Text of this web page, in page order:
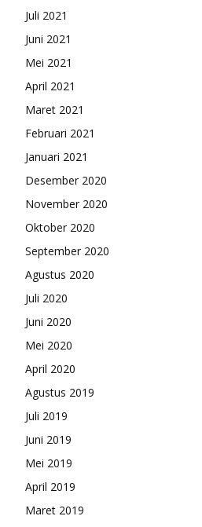
Juli 2021
Juni 2021
Mei 2021
April 2021
Maret 2021
Februari 2021
Januari 2021
Desember 2020
November 2020
Oktober 2020
September 2020
Agustus 2020
Juli 2020
Juni 2020
Mei 2020
April 2020
Agustus 2019
Juli 2019
Juni 2019
Mei 2019
April 2019
Maret 2019